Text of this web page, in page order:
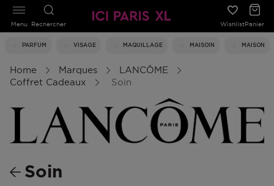
Rechercher WishlistPanier
PARFUM VISAGE MAQUILLAGE MAISOIN MAISON
Menu
Home Marques
LANCÔME
Coffret Cadeaux
Soin
Soin